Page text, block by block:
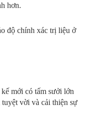
hơn.
độ chính xác trị liệu ở
mới có tấm sưởi lớn
vời và cải thiện sự